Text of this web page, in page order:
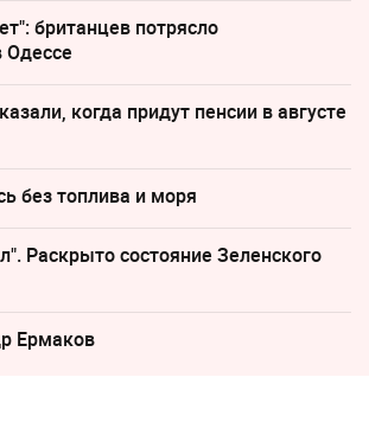
британцев потрясло
Одессе
когда придут пенсии в августе
без топлива и моря
Раскрыто состояние Зеленского
Ермаков